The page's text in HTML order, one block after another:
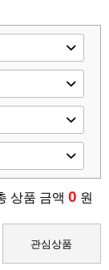
상품 금액 0 원
관심상품